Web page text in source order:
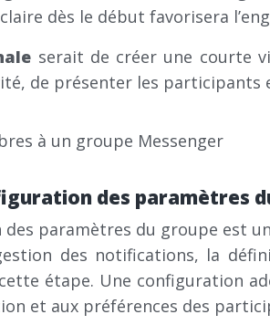
dès le début favorisera
serait de créer une courte
de présenter les
des paramètres
des paramètres du groupe est
des notifications, la
étape. Une configuration
et aux préférences des